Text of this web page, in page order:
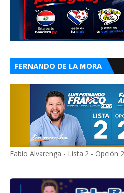
FERNANDO DE LA MORA
Fabio Alvarenga - Lista 2 - Opción 2